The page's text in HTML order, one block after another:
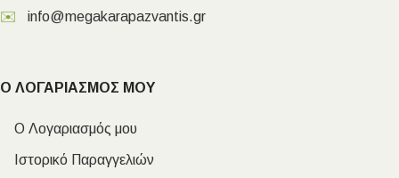
✉️ info@megakarapazvantis.gr
Ο ΛΟΓΑΡΙΑΣΜΟΣ ΜΟΥ
Ο Λογαριασμός μου
Ιστορικό Παραγγελιών